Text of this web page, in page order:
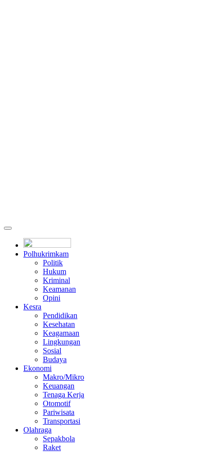
Polhukrimkam
Politik
Hukum
Kriminal
Keamanan
Opini
Kesra
Pendidikan
Kesehatan
Keagamaan
Lingkungan
Sosial
Budaya
Ekonomi
Makro/Mikro
Keuangan
Tenaga Kerja
Otomotif
Pariwisata
Transportasi
Olahraga
Sepakbola
Raket